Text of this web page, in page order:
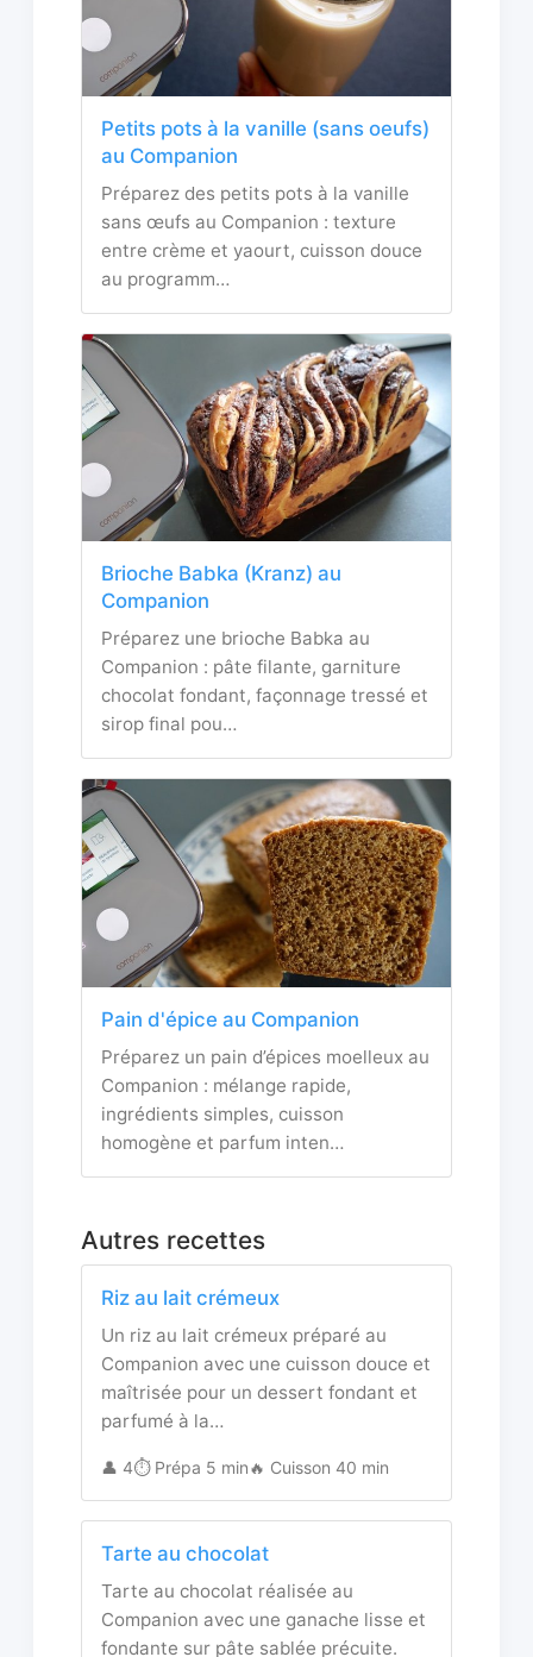
Petits pots à la vanille (sans oeufs)
au Companion
Préparez des petits pots à la vanille
sans œufs au Companion : texture
entre crème et yaourt, cuisson douce
au programm…
Brioche Babka (Kranz) au
Companion
Préparez une brioche Babka au
Companion : pâte filante, garniture
chocolat fondant, façonnage tressé et
sirop final pou…
Pain d'épice au Companion
Préparez un pain d’épices moelleux au
Companion : mélange rapide,
ingrédients simples, cuisson
homogène et parfum inten…
Autres recettes
Riz au lait crémeux
Un riz au lait crémeux préparé au
Companion avec une cuisson douce et
maîtrisée pour un dessert fondant et
parfumé à la…
👤 4⏱️ Prépa 5 min🔥 Cuisson 40 min
Tarte au chocolat
Tarte au chocolat réalisée au
Companion avec une ganache lisse et
fondante sur pâte sablée précuite.